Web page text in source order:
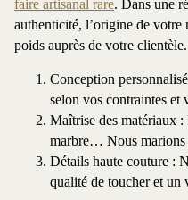
faire artisanal rare. Dans une
authenticité, l’origine de
poids auprès de votre clientèle.
Conception
selon vos contraintes et
Maîtrise des matériaux
marbre… Nous marions
Détails haute couture :
qualité de toucher et un